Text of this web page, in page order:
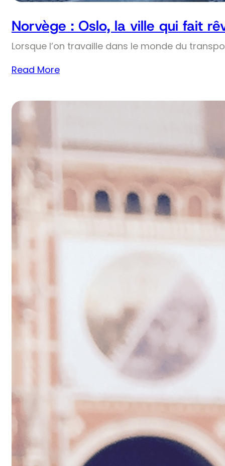
Norvège : Oslo, la ville qui fait
Lorsque l’on travaille dans le monde du
Read More